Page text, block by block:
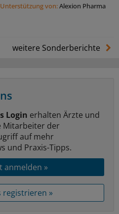
von:Alexion Pharma
weitere Sonderberichte
Login erhalten Ärzte und
Mitarbeiter der
auf mehr
und Praxis-Tipps.
anmelden »
registrieren »